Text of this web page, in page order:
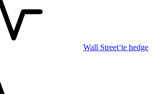
Wall Street’te hedge